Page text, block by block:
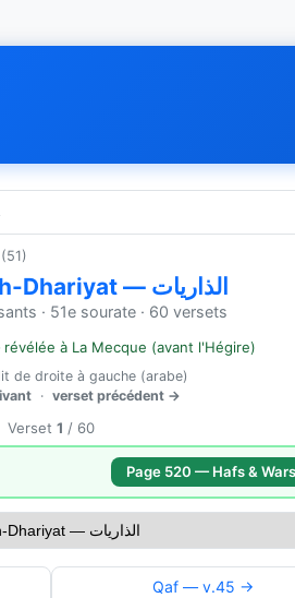
Sourate Adh-Dhariyat — الذاريات
· 51e sourate · 60 versets
à La Mecque (avant l'Hégire)
de droite à gauche (arabe)
· verset précédent →
Verset 1 / 60
Page 520 — Hafs &
Qaf — v.45 →